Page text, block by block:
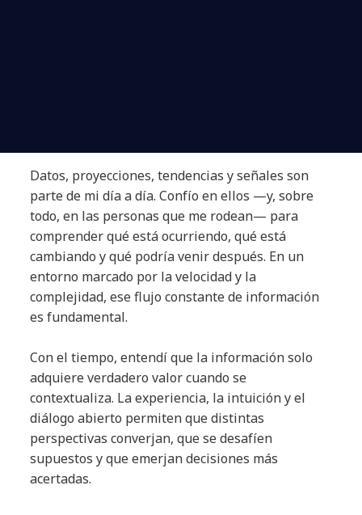
Datos, proyecciones, tendencias y señales son
parte de mi día a día. Confío en ellos —y, sobre
todo, en las personas que me rodean— para
comprender qué está ocurriendo, qué está
cambiando y qué podría venir después. En un
entorno marcado por la velocidad y la
complejidad, ese flujo constante de información
es fundamental.
Con el tiempo, entendí que la información solo
adquiere verdadero valor cuando se
contextualiza. La experiencia, la intuición y el
diálogo abierto permiten que distintas
perspectivas converjan, que se desafíen
supuestos y que emerjan decisiones más
acertadas.